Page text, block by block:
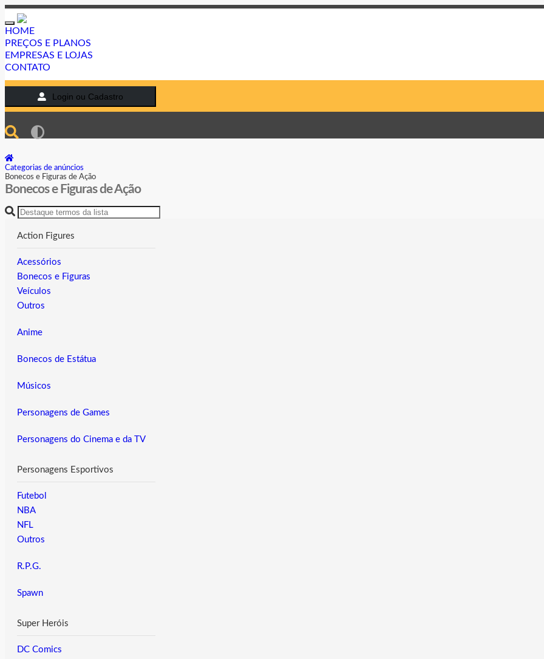
Toggle
navigation
HOME
PREÇOS E PLANOS
EMPRESAS E LOJAS
CONTATO
Login ou Cadastro
Categorias de anúncios
Bonecos e Figuras de Ação
Bonecos e Figuras de Ação
Action Figures
Acessórios
Bonecos e Figuras
Veículos
Outros
Anime
Bonecos de Estátua
Músicos
Personagens de Games
Personagens do Cinema e da TV
Personagens Esportivos
Futebol
NBA
NFL
Outros
R.P.G.
Spawn
Super Heróis
DC Comics